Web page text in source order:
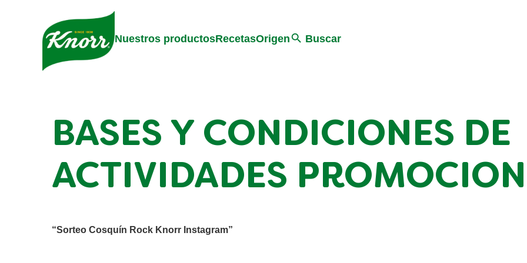
Skip to:
Nuestros productosRecetasOrigen Buscar
BASES Y CONDICIONES DE
ACTIVIDADES
“Sorteo Cosquín Rock Knorr Instagram”